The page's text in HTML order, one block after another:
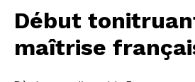
Début
maîtrise